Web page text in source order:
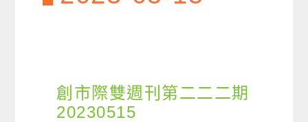
創市際雙週刊第二二二期
20230515